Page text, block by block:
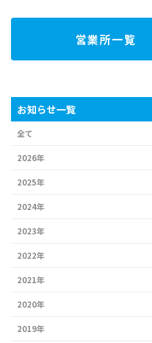
営業所一覧
お知らせ一覧
全て
2026年
2025年
2024年
2023年
2022年
2021年
2020年
2019年